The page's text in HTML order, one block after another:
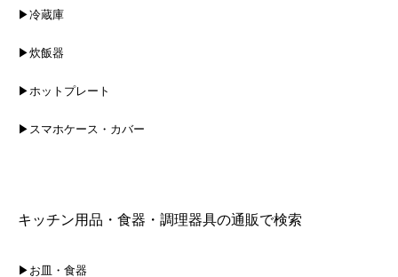
▶冷蔵庫
▶炊飯器
▶ホットプレート
▶スマホケース・カバー
キッチン用品・食器・調理器具の通販で検索
▶お皿・食器